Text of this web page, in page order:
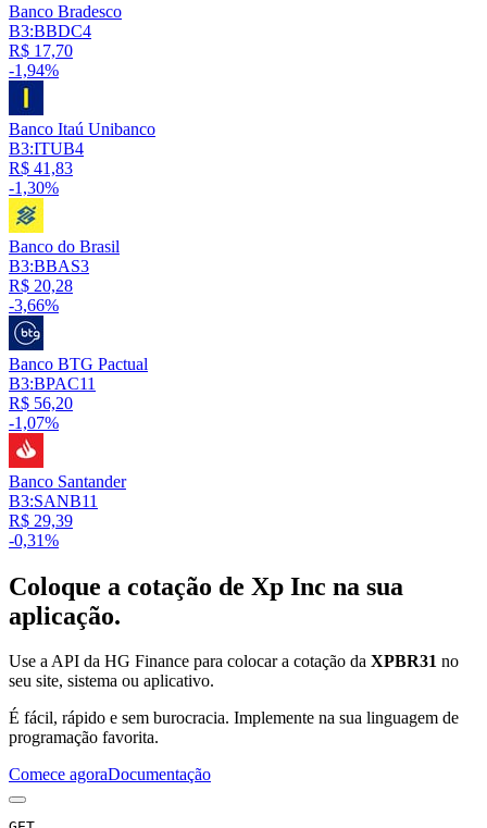
Banco Bradesco
B3:BBDC4
R$ 17,70
-1,94%
Banco Itaú Unibanco
B3:ITUB4
R$ 41,83
-1,30%
Banco do Brasil
B3:BBAS3
R$ 20,28
-3,66%
Banco BTG Pactual
B3:BPAC11
R$ 56,20
-1,07%
Banco Santander
B3:SANB11
R$ 29,39
-0,31%
Coloque a cotação de Xp Inc na sua
aplicação.
Use a API da HG Finance para colocar a cotação da XPBR31 no
seu site, sistema ou aplicativo.
É fácil, rápido e sem burocracia. Implemente na sua linguagem de
programação favorita.
Comece agoraDocumentação